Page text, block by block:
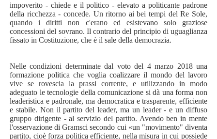
impoverito - chiede e il politico - elevato a politicante padrone
della ricchezza - concede. Un ritorno ai bei tempi del Re Sole,
quando i diritti non c'erano ed esistevano solo graziose
concessioni del sovrano. Il contrario del principio di uguaglianza
fissato in Costituzione, che è il sale della democrazia.
Nelle condizioni determinate dal voto del 4 marzo 2018 una
formazione politica che voglia coalizzare il mondo del lavoro
vive se rovescia la prassi corrente, e utilizzando in modo
adeguato le tecnologie della comunicazione si dà una forma non
leaderistica e padronale, ma democratica e trasparente, efficiente
e stabile. Non il partito del leader, ma un leader - e un diffuso
gruppo dirigente - al servizio del partito. Avendo ben in mente
l'osservazione di Gramsci secondo cui «un "movimento" diventa
partito, cioè forza politica efficiente, nella misura in cui possiede